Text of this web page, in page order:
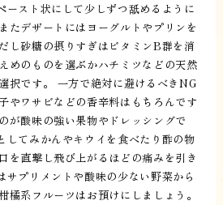
ースト状にして少しずつ舐めるように
たデザートにはヨーグルトやプリンを
し砂糖の摂りすぎはビタミンB群を消
めのものを選ぶかハチミツなどの天然
択です。 一方で絶対に避けるべきNG
やワサビなどの香辛料はもちろんです
が酸味の強い果物やドレッシングで
してみかんやキウイを食べたり酢の物
を直撃し飛び上がるほどの痛みを引き
サプリメントや酸味の少ない野菜から
橘系フルーツはお預けにしましょう。